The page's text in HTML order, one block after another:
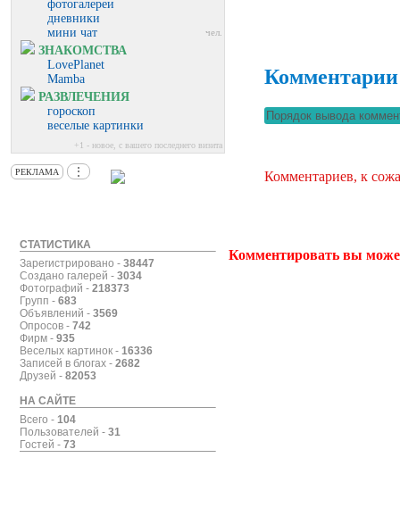
фотогалереи
дневники
мини чат
чел.
ЗНАКОМСТВА
LovePlanet
Mamba
РАЗВЛЕЧЕНИЯ
гороскоп
веселые картинки
+1 - новое, с вашего последнего визита
РЕКЛАМА ⋮
СТАТИСТИКА
Зарегистрировано - 38447
Создано галерей - 3034
Фотографий - 218373
Групп - 683
Объявлений - 3569
Опросов - 742
Фирм - 935
Веселых картинок - 16336
Записей в блогах - 2682
Друзей - 82053
НА САЙТЕ
Всего - 104
Пользователей - 31
Гостей - 73
Комментарии
Комментариев, к
Комментировать вы